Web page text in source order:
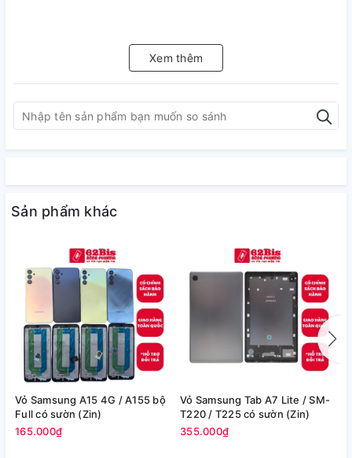
Xem thêm
Sản phẩm khác
Vỏ Samsung A15 4G / A155 bộ
Full có sườn (Zin)
165.000₫
Vỏ Samsung Tab A7 Lite / SM-
T220 / T225 có sườn (Zin)
355.000₫